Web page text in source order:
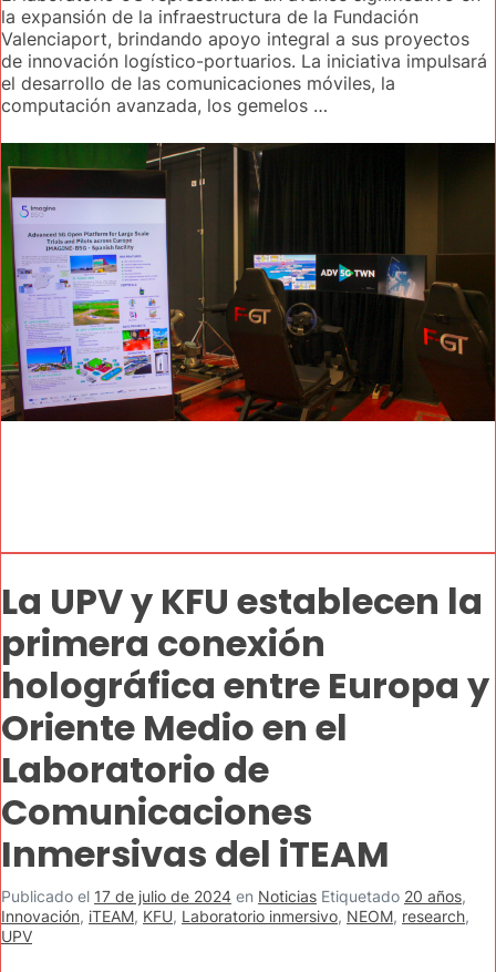
la expansión de la infraestructura de la Fundación
Valenciaport, brindando apoyo integral a sus proyectos
de innovación logístico-portuarios. La iniciativa impulsará
el desarrollo de las comunicaciones móviles, la
computación avanzada, los gemelos …
La UPV y KFU establecen la
primera conexión
holográfica entre Europa y
Oriente Medio en el
Laboratorio de
Comunicaciones
Inmersivas del iTEAM
Publicado el 17 de julio de 2024 en Noticias Etiquetado 20 años,
Innovación, iTEAM, KFU, Laboratorio inmersivo, NEOM, research,
UPV